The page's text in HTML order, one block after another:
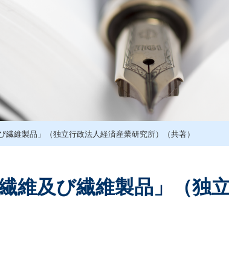
維製品」（独立行政法人経済産業研究所）（共著）
及び繊維製品」（独立